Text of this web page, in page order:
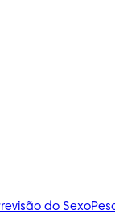
do Sexo